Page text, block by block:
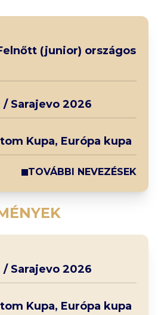
(junior) országos
Sarajevo 2026
Kupa, Európa kupa
TOVÁBBI NEVEZÉSEK
Sarajevo 2026
Kupa, Európa kupa